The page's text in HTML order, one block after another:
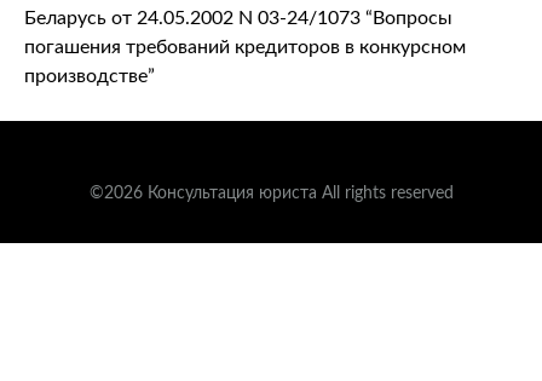
Беларусь от 24.05.2002 N 03-24/1073 “Вопросы
погашения требований кредиторов в конкурсном
производстве”
©2026 Консультация юриста All rights reserved